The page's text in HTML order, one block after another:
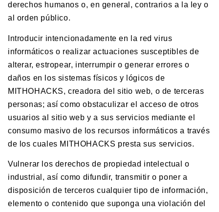
derechos humanos o, en general, contrarios a la ley o
al orden público.
Introducir intencionadamente en la red virus
informáticos o realizar actuaciones susceptibles de
alterar, estropear, interrumpir o generar errores o
daños en los sistemas físicos y lógicos de
MITHOHACKS, creadora del sitio web, o de terceras
personas; así como obstaculizar el acceso de otros
usuarios al sitio web y a sus servicios mediante el
consumo masivo de los recursos informáticos a través
de los cuales MITHOHACKS presta sus servicios.
Vulnerar los derechos de propiedad intelectual o
industrial, así como difundir, transmitir o poner a
disposición de terceros cualquier tipo de información,
elemento o contenido que suponga una violación del